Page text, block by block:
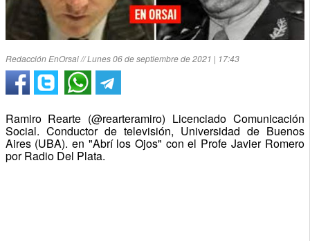
Redacción EnOrsai // Lunes 06 de septiembre de 2021 | 17:43
Ramiro Rearte (@rearteramiro) Licenciado Comunicación
Social. Conductor de televisión, Universidad de Buenos
Aires (UBA). en "Abrí los Ojos" con el Profe Javier Romero
por Radio Del Plata.